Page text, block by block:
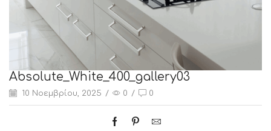
Absolute_White_400_gallery03
10 Νοεμβρίου, 2025 / 0 / 0